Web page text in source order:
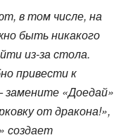
в том числе, на
быть никакого
из-за стола.
привести к
«Доедай»
от дракона!»,
создает